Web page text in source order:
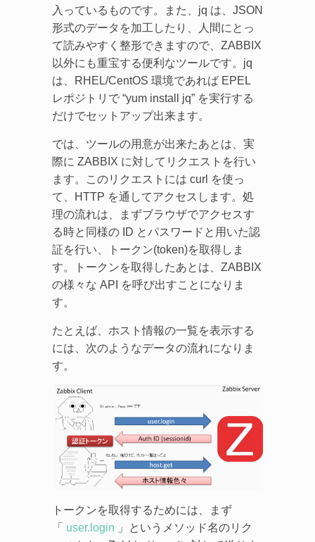
入っているものです。また、jq は、JSON
形式のデータを加工したり、人間にとっ
て読みやすく整形できますので、ZABBIX
以外にも重宝する便利なツールです。jq
は、RHEL/CentOS 環境であれば EPEL
レポジトリで “yum install jq” を実行する
だけでセットアップ出来ます。
では、ツールの用意が出来たあとは、実
際に ZABBIX に対してリクエストを行い
ます。このリクエストには curl を使っ
て、HTTP を通してアクセスします。処
理の流れは、まずブラウザでアクセスす
る時と同様の ID とパスワードと用いた認
証を行い、トークン(token)を取得しま
す。トークンを取得したあとは、ZABBIX
の様々な API を呼び出すことになりま
す。
たとえば、ホスト情報の一覧を表示する
には、次のようなデータの流れになりま
す。
トークンを取得するためには、まず
「
user.login
」というメソッド名のリク